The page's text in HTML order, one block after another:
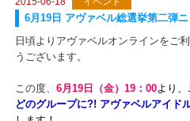
2015-06-18 イベント
6月19日 アヴァベル総選挙第二
日頃よりアヴァベルオンラインを
この度、 6月19日（金）19：00よ